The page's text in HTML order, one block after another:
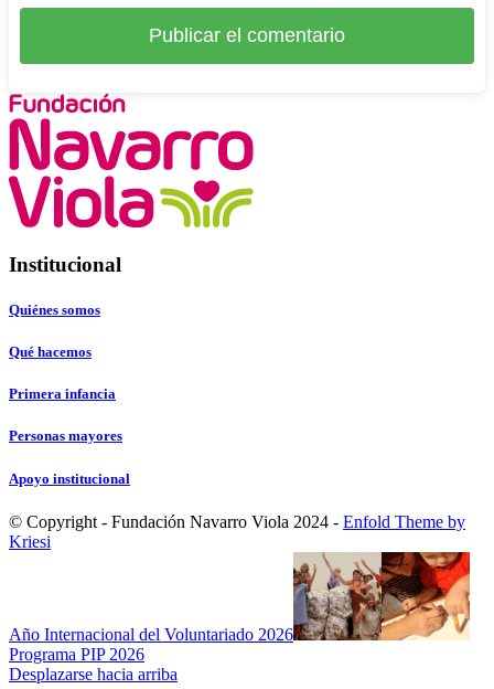
Institucional
Quiénes somos
Qué hacemos
Primera infancia
Personas mayores
Apoyo institucional
© Copyright - Fundación Navarro Viola 2024 - Enfold Theme by
Kriesi
Año Internacional del Voluntariado 2026
Programa PIP 2026
Desplazarse hacia arriba